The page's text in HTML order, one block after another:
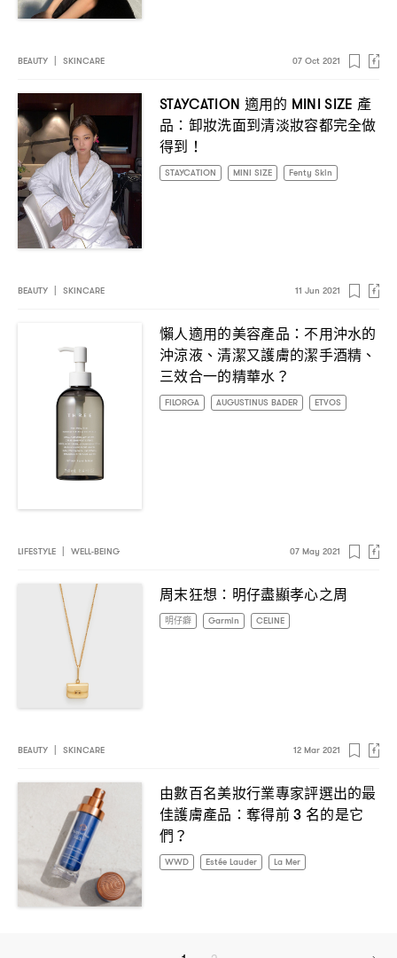
BEAUTY SKINCARE 07 Oct 2021
STAYCATION 適用的 MINI SIZE產
品 ： 卸妝洗面到清淡妝容都完全做
得到 ！
STAYCATION MINI SIZE Fenty Skin
BEAUTY SKINCARE 11 Jun 2021
懶人適用的美容產品 ： 不用沖水的
沖涼液、清潔又護膚的潔手酒精、
三效合一的精華水 ？
FILORGA AUGUSTINUS BADER ETVOS
LIFESTYLE WELL-BEING 07 May 2021
周末狂想 ： 明仔盡顯孝心之周
明仔癖 Garmin CELINE
BEAUTY SKINCARE 12 Mar 2021
由數百名美妝行業專家評選出的最
佳護膚產品 ： 奪得前3 名的是它
們 ？
WWD Estée Lauder La Mer